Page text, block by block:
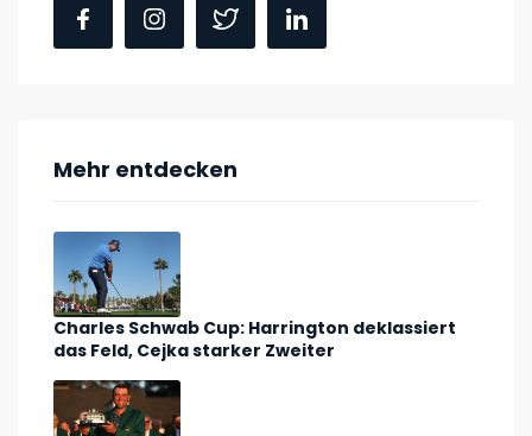
Mehr entdecken
Charles Schwab Cup: Harrington deklassiert
das Feld, Cejka starker Zweiter